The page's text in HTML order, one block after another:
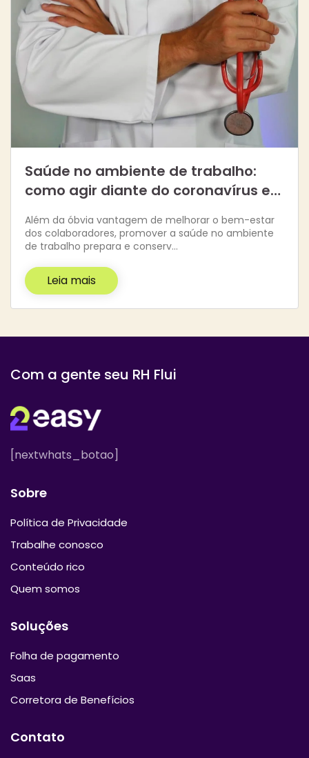
Saúde no ambiente de trabalho:
como agir diante do coronavírus e…
Além da óbvia vantagem de melhorar o bem-estar
dos colaboradores, promover a saúde no ambiente
de trabalho prepara e conserv…
Leia mais
Com a gente seu RH Flui
[nextwhats_botao]
Sobre
Política de Privacidade
Trabalhe conosco
Conteúdo rico
Quem somos
Soluções
Folha de pagamento
Saas
Corretora de Benefícios
Contato